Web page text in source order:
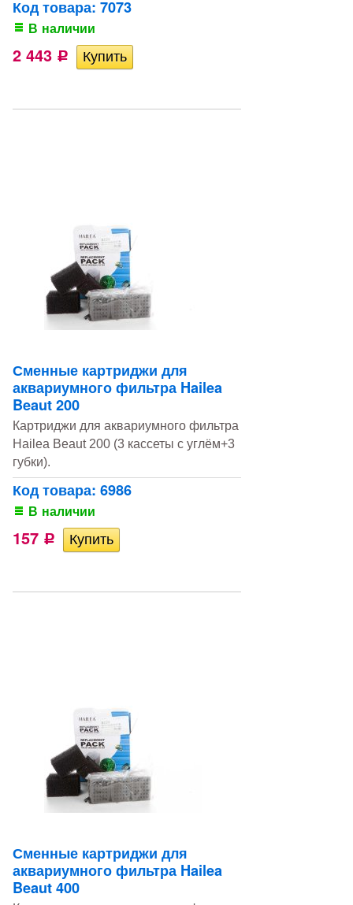
Код товара: 7073
В наличии
2 443 Р
Сменные картриджи для
аквариумного фильтра Hailea
Beaut 200
Картриджи для аквариумного фильтра
Hailea Beaut 200 (3 кассеты с углём+3
губки).
Код товара: 6986
В наличии
157 Р
Сменные картриджи для
аквариумного фильтра Hailea
Beaut 400